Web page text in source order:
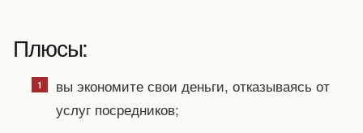
Плюсы:
вы экономите свои деньги, отказываясь от
услуг посредников;